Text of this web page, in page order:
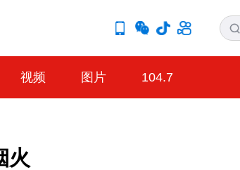
视频 图片 104.7
火